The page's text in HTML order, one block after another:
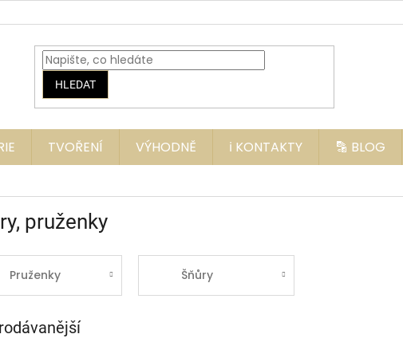
HLEDAT
TVOŘENÍ VÝHODNĚ ℹ️ KONTAKTY 🔡 BLOG
pruženky
Pruženky Šňůry